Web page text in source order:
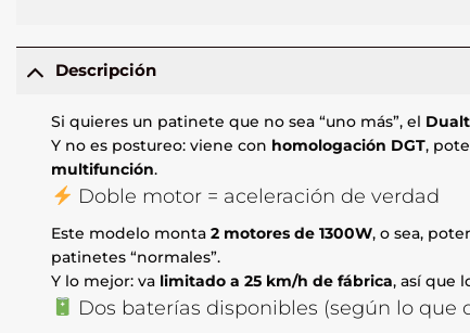
Descripción
Si quieres un patinete que no sea “uno más”, el
Y no es postureo: viene con homologación DGT,
multifunción.
Doble motor = aceleración de verdad
Este modelo monta2 motores de 1300W, o sea,
patinetes “normales”.
Y lo mejor: va limitado a 25 km/h de fábrica, así que
Dos baterías disponibles (según lo que